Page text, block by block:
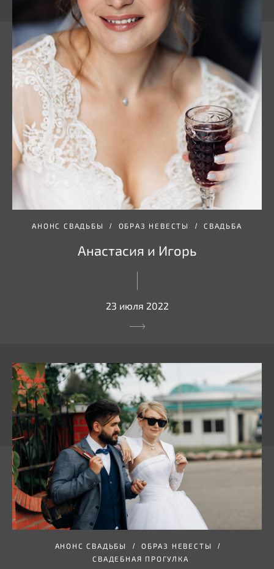
АНОНС СВАДЬБЫ ОБРАЗ НЕВЕСТЫ СВАДЬБА
Анастасия и Игорь
23 июля 2022
АНОНС СВАДЬБЫ
ОБРАЗ НЕВЕСТЫ
СВАДЕБНАЯ ПРОГУЛКА